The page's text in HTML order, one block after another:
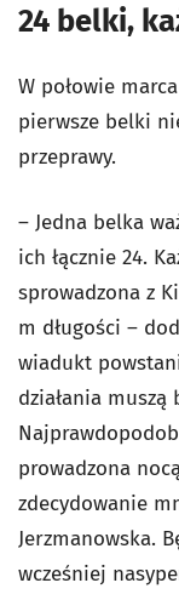
24 belki,
W połowie
pierwsze belki
przeprawy.
– Jedna belka
ich łącznie 24.
sprowadzona z
m długości –
wiadukt
działania muszą
prowadzona
zdecydowanie
Jerzmanowska.
wcześniej